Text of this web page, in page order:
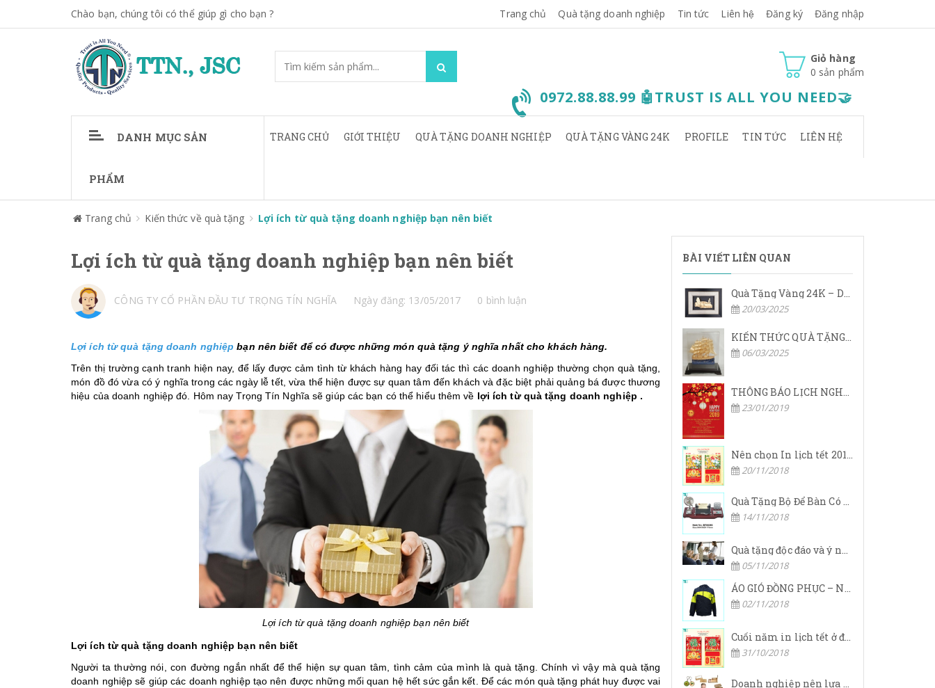
Chào bạn, chúng tôi có thể giúp gì cho bạn ? Trang chủ Quà tặng doanh nghiệp Tin tức Liên hệ Đăng ký Đăng nhập
Giỏ hàng
0 sản phẩm
0972.88.88.99 🤖TRUST IS ALL YOU NEED🤝
DANH MỤC SẢN
PHẨM
TRANG CHỦ GIỚI THIỆU QUÀ TẶNG DOANH NGHIỆP QUÀ TẶNG VÀNG 24K PROFILE TIN TỨC LIÊN HỆ
Trang chủ Kiến thức về quà tặng Lợi ích từ quà tặng doanh nghiệp bạn nên biết
Lợi ích từ quà tặng doanh nghiệp bạn nên biết
CÔNG TY CỔ PHẦN ĐẦU TƯ TRỌNG TÍN NGHĨA Ngày đăng: 13/05/2017 0 bình luận
Lợi ích từquà tặng doanh nghiệp bạn nên biết để có được những món quà tặng ý nghĩa nhất cho khách hàng.
Trên thị trường cạnh tranh hiện nay, để lấy được cảm tình từ khách hàng hay đối tác thì các doanh nghiệp thường chọn quà tặng,
món đồ đó vừa có ý nghĩa trong các ngày lễ tết, vừa thể hiện được sự quan tâm đến khách và đặc biệt phải quảng bá được thương
hiệu của doanh nghiệp đó. Hôm nay Trọng Tín Nghĩa sẽ giúp các bạn có thể hiểu thêm về lợi ích từ quà tặng doanh nghiệp .
Lợi ích từ quà tặng doanh nghiệp bạn nên biết
Lợi ích từ quà tặng doanh nghiệp bạn nên biết
Người ta thường nói, con đường ngắn nhất để thể hiện sự quan tâm, tình cảm của mình là quà tặng. Chính vì vậy mà quà tặng
doanh nghiệp sẽ giúp các doanh nghiệp tạo nên được những mối quan hệ hết sức gắn kết. Để các món quà tặng phát huy được vai
BÀI VIẾT LIÊN QUAN
Quà Tặng Vàng 24K – Dấu Ấn Sang Trọng, Giá Trị Vĩnh Cửu
20/03/2025
KIẾN THỨC QUÀ TẶNG DOANH NGHIỆP
06/03/2025
23/01/2019
20/11/2018
14/11/2018
05/11/2018
02/11/2018
Cuối năm in lịch tết ở đâu rẻ và đẹp.
31/10/2018